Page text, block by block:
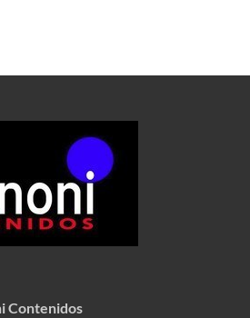
Contenidos